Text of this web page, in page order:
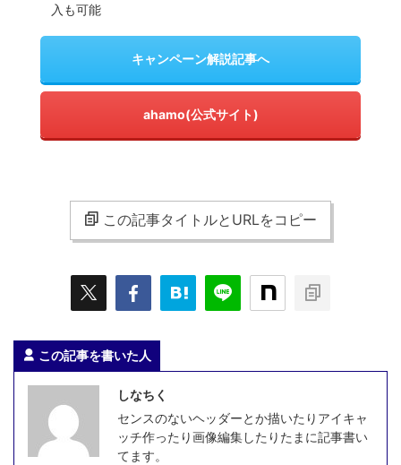
入も可能
キャンペーン解説記事へ
ahamo(公式サイト)
この記事タイトルとURLをコピー
この記事を書いた人
しなちく
センスのないヘッダーとか描いたりアイキャ
ッチ作ったり画像編集したりたまに記事書い
てます。